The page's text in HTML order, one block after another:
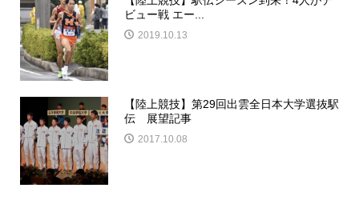
ビュー戦 エー...
2019.10.13
【陸上競技】第29回出雲全日本大学選抜駅
伝 展望記事
2017.10.08